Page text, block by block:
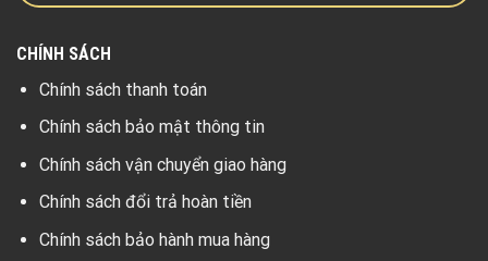
CHÍNH SÁCH
Chính sách thanh toán
Chính sách bảo mật thông tin
Chính sách vận chuyển giao hàng
Chính sách đổi trả hoàn tiền
Chính sách bảo hành mua hàng